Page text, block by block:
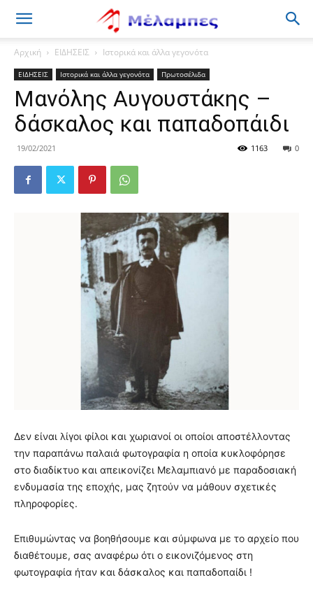
Μέλαμπες
Αρχική ΕΙΔΗΣΕΙΣ Ιστορικά και άλλα γεγονότα
ΕΙΔΗΣΕΙΣ Ιστορικά και άλλα γεγονότα Πρωτοσέλιδα
Μανόλης Αυγουστάκης –
δάσκαλος και παπαδοπάιδι
19/02/2021 0
1163
Δεν είναι λίγοι φίλοι και χωριανοί οι οποίοι αποστέλλοντας
την παραπάνω παλαιά φωτογραφία η οποία κυκλοφόρησε
στο διαδίκτυο και απεικονίζει Μελαμπιανό με παραδοσιακή
ενδυμασία της εποχής, μας ζητούν να μάθουν σχετικές
πληροφορίες.
Επιθυμώντας να βοηθήσουμε και σύμφωνα με το αρχείο που
διαθέτουμε, σας αναφέρω ότι ο εικονιζόμενος στη
φωτογραφία ήταν και δάσκαλος και παπαδοπαίδι !